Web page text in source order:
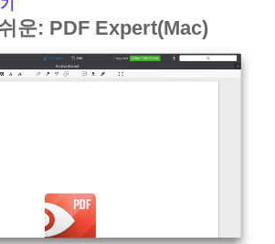
운: PDF Expert(Mac)